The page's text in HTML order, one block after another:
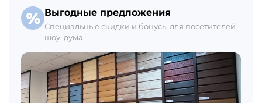
Выгодные предложения
Специальные скидки и бонусы для посетителей
шоу-рума.